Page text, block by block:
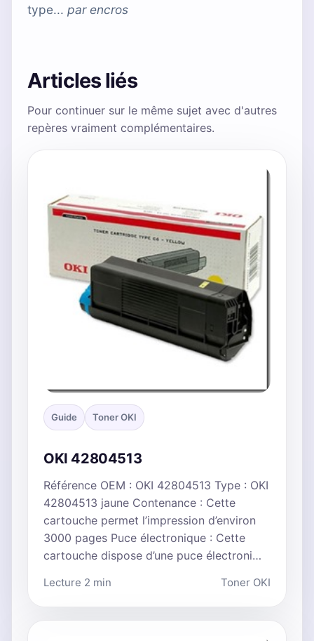
type... parencros
Articles liés
Pour continuer sur le même sujet avec d'autres
repères vraiment complémentaires.
Guide Toner OKI
OKI 42804513
Référence OEM : OKI 42804513 Type : OKI
42804513 jaune Contenance : Cette
cartouche permet l’impression d’environ
3000 pages Puce électronique : Cette
cartouche dispose d’une puce électroni…
Lecture 2 min Toner OKI